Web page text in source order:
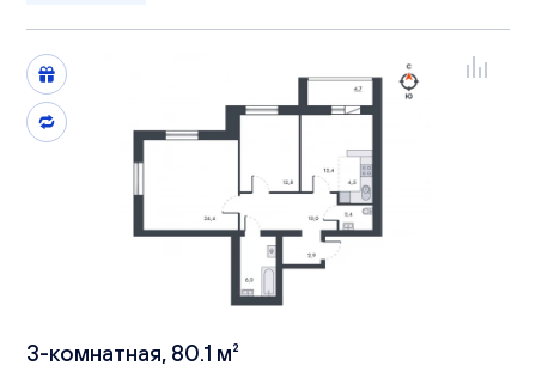
3-комнатная, 80.1 м²